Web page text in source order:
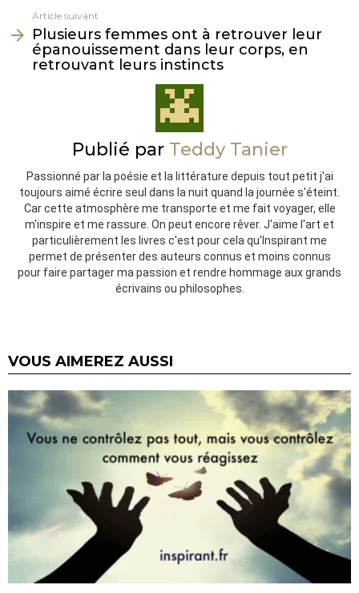
Article suivant
Plusieurs femmes ont à retrouver leur
épanouissement dans leur corps, en
retrouvant leurs instincts
Publié par Teddy Tanier
Passionné par la poésie et la littérature depuis tout petit j'ai
toujours aimé écrire seul dans la nuit quand la journée s'éteint.
Car cette atmosphère me transporte et me fait voyager, elle
m'inspire et me rassure. On peut encore rêver. J'aime l'art et
particulièrement les livres c'est pour cela qu'Inspirant me
permet de présenter des auteurs connus et moins connus
pour faire partager ma passion et rendre hommage aux grands
écrivains ou philosophes.
VOUS AIMEREZ AUSSI